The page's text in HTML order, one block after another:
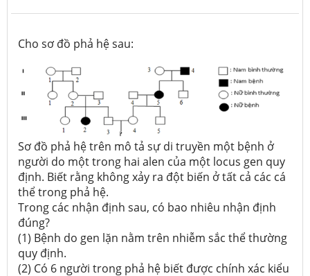
Cho sơ đồ phả hệ sau:
Sơ đồ phả hệ trên mô tả sự di truyền một bệnh ở
người do một trong hai alen của một locus gen quy
định. Biết rằng không xảy ra đột biến ở tất cả các cá
thể trong phả hệ.
Trong các nhận định sau, có bao nhiêu nhận định
đúng?
(1) Bệnh do gen lặn nằm trên nhiễm sắc thể thường
quy định.
(2) Có 6 người trong phả hệ biết được chính xác kiểu